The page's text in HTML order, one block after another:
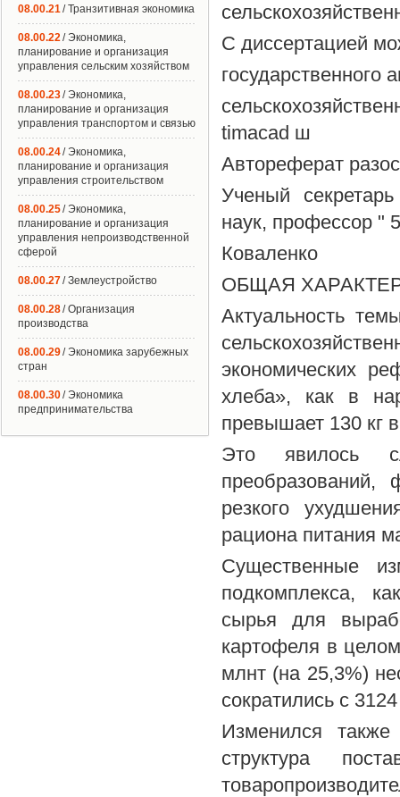
С диссертацией
государственного
timacad ш
Автореферат
Ученый
наук, профессор " 5
Коваленко
ОБЩАЯ
Актуальность
экономических
хлеба», как в
превышает 130 кг
Это явилось
резкого
рациона питания
Существенные
подкомплекса,
сырья для
картофеля в
млнт (на 25,3%)
сократились с
Изменился также
структура
08.00.21/ Транзитивная экономика
08.00.22/ Экономика,
планирование и организация
управления сельским хозяйством
08.00.23/ Экономика,
планирование и организация
управления транспортом и связью
08.00.24/ Экономика,
планирование и организация
управления строительством
08.00.25/ Экономика,
планирование и организация
управления непроизводственной
сферой
08.00.27/ Землеустройство
08.00.28/ Организация
производства
08.00.29/ Экономика зарубежных
стран
08.00.30/ Экономика
предпринимательства